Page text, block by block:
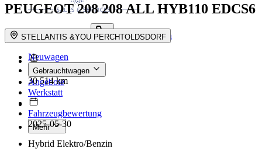
suche button - icon Händler finden
Neuwagen
Gebrauchtwagen
Angebote
Werkstatt
Fahrzeugbewertung
Mehr
PEUGEOT 208208 ALL HYB110 EDCS6
STELLANTIS &YOU PERCHTOLDSDORF
30 514 km
2025-05-30
Hybrid Elektro/Benzin